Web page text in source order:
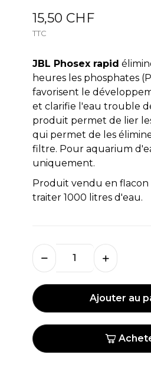
15,50 CHF
TTC
JBL Phosex rapid
heures les phosphates
favorisent le
et clarifie l'eau trouble
produit permet de lier
qui permet de les
filtre. Pour aquarium
uniquement.
Produit vendu en
traiter 1000 litres d'eau.
Ajouter au